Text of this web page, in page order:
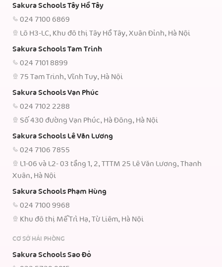
Sakura Schools Tây Hồ Tây
024 7100 6869
Lô H3-LC, Khu đô thị Tây Hồ Tây, Xuân Đỉnh, Hà Nội
Sakura Schools Tam Trinh
024 7101 8899
75 Tam Trinh, Vĩnh Tuy, Hà Nội
Sakura Schools Vạn Phúc
024 7102 2288
Số 430 đường Vạn Phúc, Hà Đông, Hà Nội
Sakura Schools Lê Văn Lương
024 7106 7855
L1-06 và L2- 03 tầng 1, 2, TTTM 25 Lê Văn Lương, Thanh
Xuân, Hà Nội
Sakura Schools Phạm Hùng
024 7100 9968
Khu đô thị Mễ Trì Hạ, Từ Liêm, Hà Nội
CƠ SỞ HẢI PHÒNG
Sakura Schools Sao Đỏ